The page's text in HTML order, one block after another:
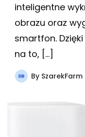
inteligentne
obrazu oraz
smartfon.
na to, […]
By SzarekFarm